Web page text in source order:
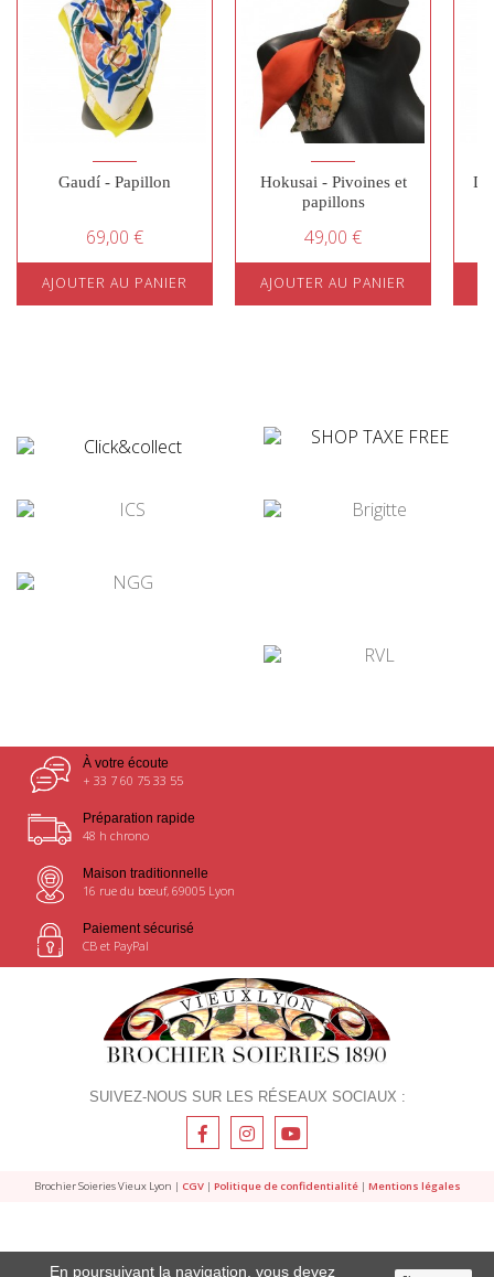
¤
Gaudí - Papillon
69,00 €
AJOUTER AU PANIER
Hokusai - Pivoines et
papillons
49,00 €
AJOUTER AU PANIER
À votre écoute
+ 33 7 60 75 33 55
Préparation rapide
48 h chrono
Maison traditionnelle
16 rue du bœuf, 69005 Lyon
Paiement sécurisé
CB et PayPal
SUIVEZ-NOUS SUR LES RÉSEAUX SOCIAUX :
En poursuivant la navigation, vous devez
Brochier Soieries Vieux Lyon | CGV| Politique de confidentialité| Mentions légales